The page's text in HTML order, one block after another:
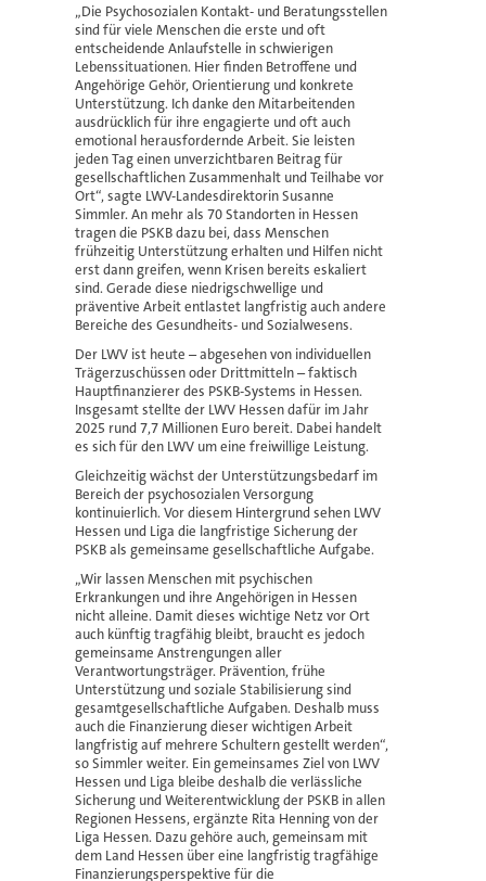
„Die Psychosozialen Kontakt- und Beratungsstellen
sind für viele Menschen die erste und oft
entscheidende Anlaufstelle in schwierigen
Lebenssituationen. Hier finden Betroffene und
Angehörige Gehör, Orientierung und konkrete
Unterstützung. Ich danke den Mitarbeitenden
ausdrücklich für ihre engagierte und oft auch
emotional herausfordernde Arbeit. Sie leisten
jeden Tag einen unverzichtbaren Beitrag für
gesellschaftlichen Zusammenhalt und Teilhabe vor
Ort“, sagte LWV-Landesdirektorin Susanne
Simmler. An mehr als 70 Standorten in Hessen
tragen die PSKB dazu bei, dass Menschen
frühzeitig Unterstützung erhalten und Hilfen nicht
erst dann greifen, wenn Krisen bereits eskaliert
sind. Gerade diese niedrigschwellige und
präventive Arbeit entlastet langfristig auch andere
Bereiche des Gesundheits- und Sozialwesens.
Der LWV ist heute – abgesehen von individuellen
Trägerzuschüssen oder Drittmitteln – faktisch
Hauptfinanzierer des PSKB-Systems in Hessen.
Insgesamt stellte der LWV Hessen dafür im Jahr
2025 rund 7,7 Millionen Euro bereit. Dabei handelt
es sich für den LWV um eine freiwillige Leistung.
Gleichzeitig wächst der Unterstützungsbedarf im
Bereich der psychosozialen Versorgung
kontinuierlich. Vor diesem Hintergrund sehen LWV
Hessen und Liga die langfristige Sicherung der
PSKB als gemeinsame gesellschaftliche Aufgabe.
„Wir lassen Menschen mit psychischen
Erkrankungen und ihre Angehörigen in Hessen
nicht alleine. Damit dieses wichtige Netz vor Ort
auch künftig tragfähig bleibt, braucht es jedoch
gemeinsame Anstrengungen aller
Verantwortungsträger. Prävention, frühe
Unterstützung und soziale Stabilisierung sind
gesamtgesellschaftliche Aufgaben. Deshalb muss
auch die Finanzierung dieser wichtigen Arbeit
langfristig auf mehrere Schultern gestellt werden“,
so Simmler weiter. Ein gemeinsames Ziel von LWV
Hessen und Liga bleibe deshalb die verlässliche
Sicherung und Weiterentwicklung der PSKB in allen
Regionen Hessens, ergänzte Rita Henning von der
Liga Hessen. Dazu gehöre auch, gemeinsam mit
dem Land Hessen über eine langfristig tragfähige
Finanzierungsperspektive für die